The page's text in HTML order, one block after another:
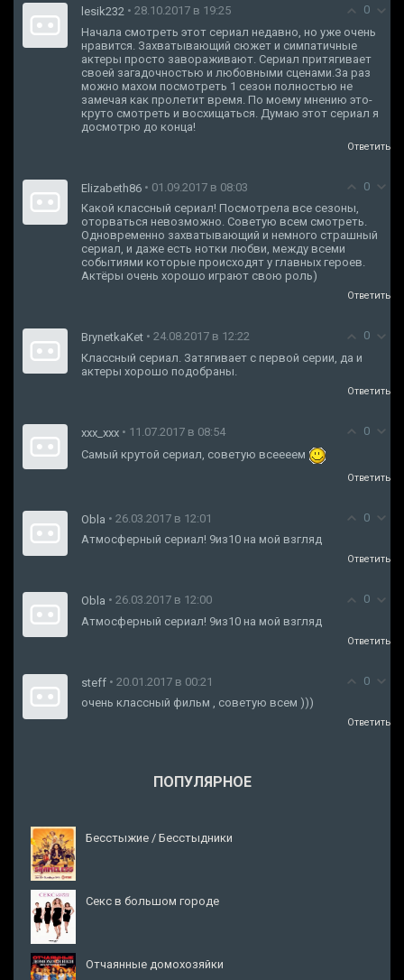
0
lesik232 • 28.10.2017 в 19:25
Начала смотреть этот сериал недавно, но уже очень
нравится. Захватывающий сюжет и симпатичные
актеры просто завораживают. Сериал притягивает
своей загадочностью и любовными сценами.За раз
можно махом посмотреть 1 сезон полностью не
замечая как пролетит время. По моему мнению это-
круто смотреть и восхищаться. Думаю этот сериал я
досмотрю до конца!
Ответить
0
Elizabeth86 • 01.09.2017 в 08:03
Какой классный сериал! Посмотрела все сезоны,
оторваться невозможно. Советую всем смотреть.
Одновременно захватывающий и немного страшный
сериал, и даже есть нотки любви, между всеми
событиями которые происходят у главных героев.
Актёры очень хорошо играют свою роль)
Ответить
0
BrynetkaKet • 24.08.2017 в 12:22
Классный сериал. Затягивает с первой серии, да и
актеры хорошо подобраны.
Ответить
0
xxx_xxx • 11.07.2017 в 08:54
Самый крутой сериал, советую всеееем
Ответить
0
Obla • 26.03.2017 в 12:01
Атмосферный сериал! 9из10 на мой взгляд
Ответить
0
Obla • 26.03.2017 в 12:00
Атмосферный сериал! 9из10 на мой взгляд
Ответить
0
steff • 20.01.2017 в 00:21
очень классный фильм , советую всем )))
Ответить
ПОПУЛЯРНОЕ
Бесстыжие / Бесстыдники
Секс в большом городе
Отчаянные домохозяйки